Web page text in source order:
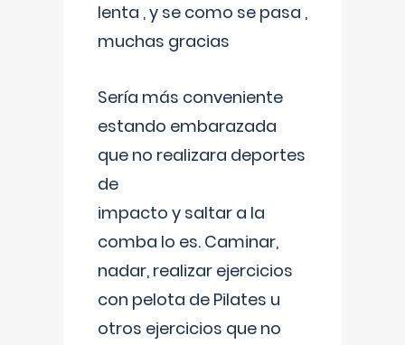
lenta , y se como se pasa ,
muchas gracias
Sería más conveniente
estando embarazada
que no realizara deportes
de
impacto y saltar a la
comba lo es. Caminar,
nadar, realizar ejercicios
con pelota de Pilates u
otros ejercicios que no